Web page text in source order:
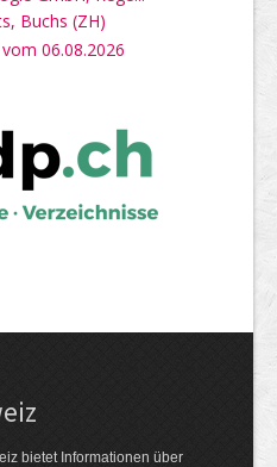
Buchs (ZH)
06.08.2026
bietet Informationen über